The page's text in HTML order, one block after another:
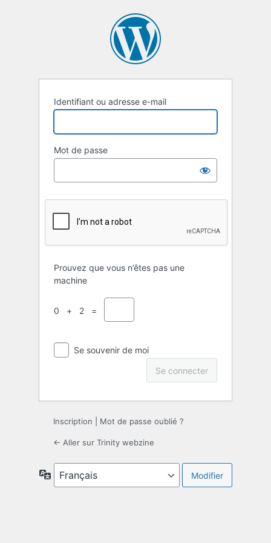
Identifiant ou adresse e-mail
Mot de passe
Prouvez que vous n’êtes pas une
machine
0 + 2 =
Se souvenir de moi
Inscription Mot de passe oublié ?
← Aller sur Trinity webzine
Langue